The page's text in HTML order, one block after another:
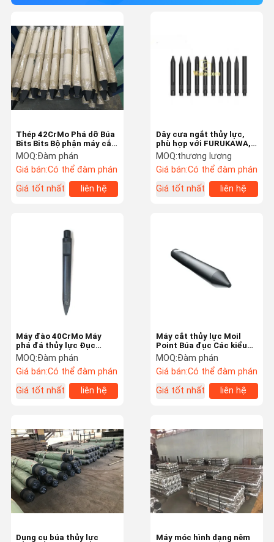
Dây cưa ngắt thủy lực,
phù hợp với FURUKAWA,
HB20G, HB30G, HB40G,
F20, F22, F35, F37.
MOQ:thương lượng
Giá bán:Có thể đàm phán
Giá tốt nhất
liên hệ
Thép 42CrMo Phá dỡ Búa
Bits Bits Bộ phận máy cắt
máy xúc
MOQ:Đàm phán
Giá bán:Có thể đàm phán
Giá tốt nhất
liên hệ
Máy cắt thủy lực Moil
Point Búa đục Các kiểu
tùy chỉnh khác nhau
MOQ:Đàm phán
Giá bán:Có thể đàm phán
Giá tốt nhất
liên hệ
Máy đào 40CrMo Máy
phá đá thủy lực Đục
chống mài mòn cho đá
MOQ:Đàm phán
Giá bán:Có thể đàm phán
Giá tốt nhất
liên hệ
Máy móc hình dạng nêm
Dụng cụ búa thủy lực